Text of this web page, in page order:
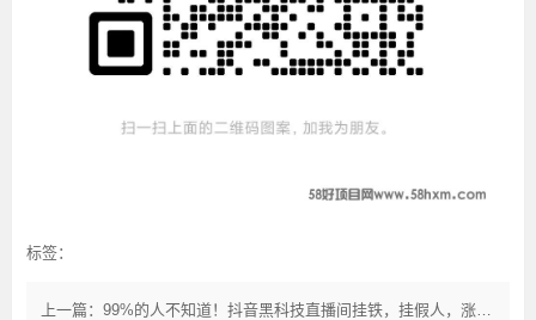
标签：
上一篇：99%的人不知道！抖音黑科技直播间挂铁，挂假人，涨粉丝，在线人气的软件（附下载地址）